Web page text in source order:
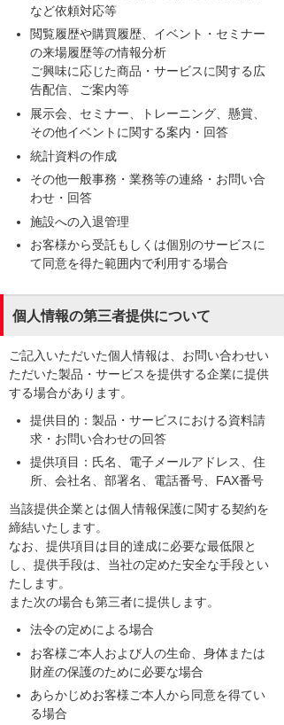
など依頼対応等
閲覧履歴や購買履歴、イベント・セミナー
の来場履歴等の情報分析
ご興味に応じた商品・サービスに関する広
告配信、ご案内等
展示会、セミナー、トレーニング、懸賞、
その他イベントに関する案内・回答
統計資料の作成
その他一般事務・業務等の連絡・お問い合
わせ・回答
施設への入退管理
お客様から受託もしくは個別のサービスに
て同意を得た範囲内で利用する場合
個人情報の第三者提供について
ご記入いただいた個人情報は、お問い合わせい
ただいた製品・サービスを提供する企業に提供
する場合があります。
提供目的：製品・サービスにおける資料請
求・お問い合わせの回答
提供項目：氏名、電子メールアドレス、住
所、会社名、部署名、電話番号、FAX番号
当該提供企業とは個人情報保護に関する契約を
締結いたします。
なお、提供項目は目的達成に必要な最低限と
し、提供手段は、当社の定めた安全な手段とい
たします。
また次の場合も第三者に提供します。
法令の定めによる場合
お客様ご本人および人の生命、身体または
財産の保護のために必要な場合
あらかじめお客様ご本人から同意を得てい
る場合